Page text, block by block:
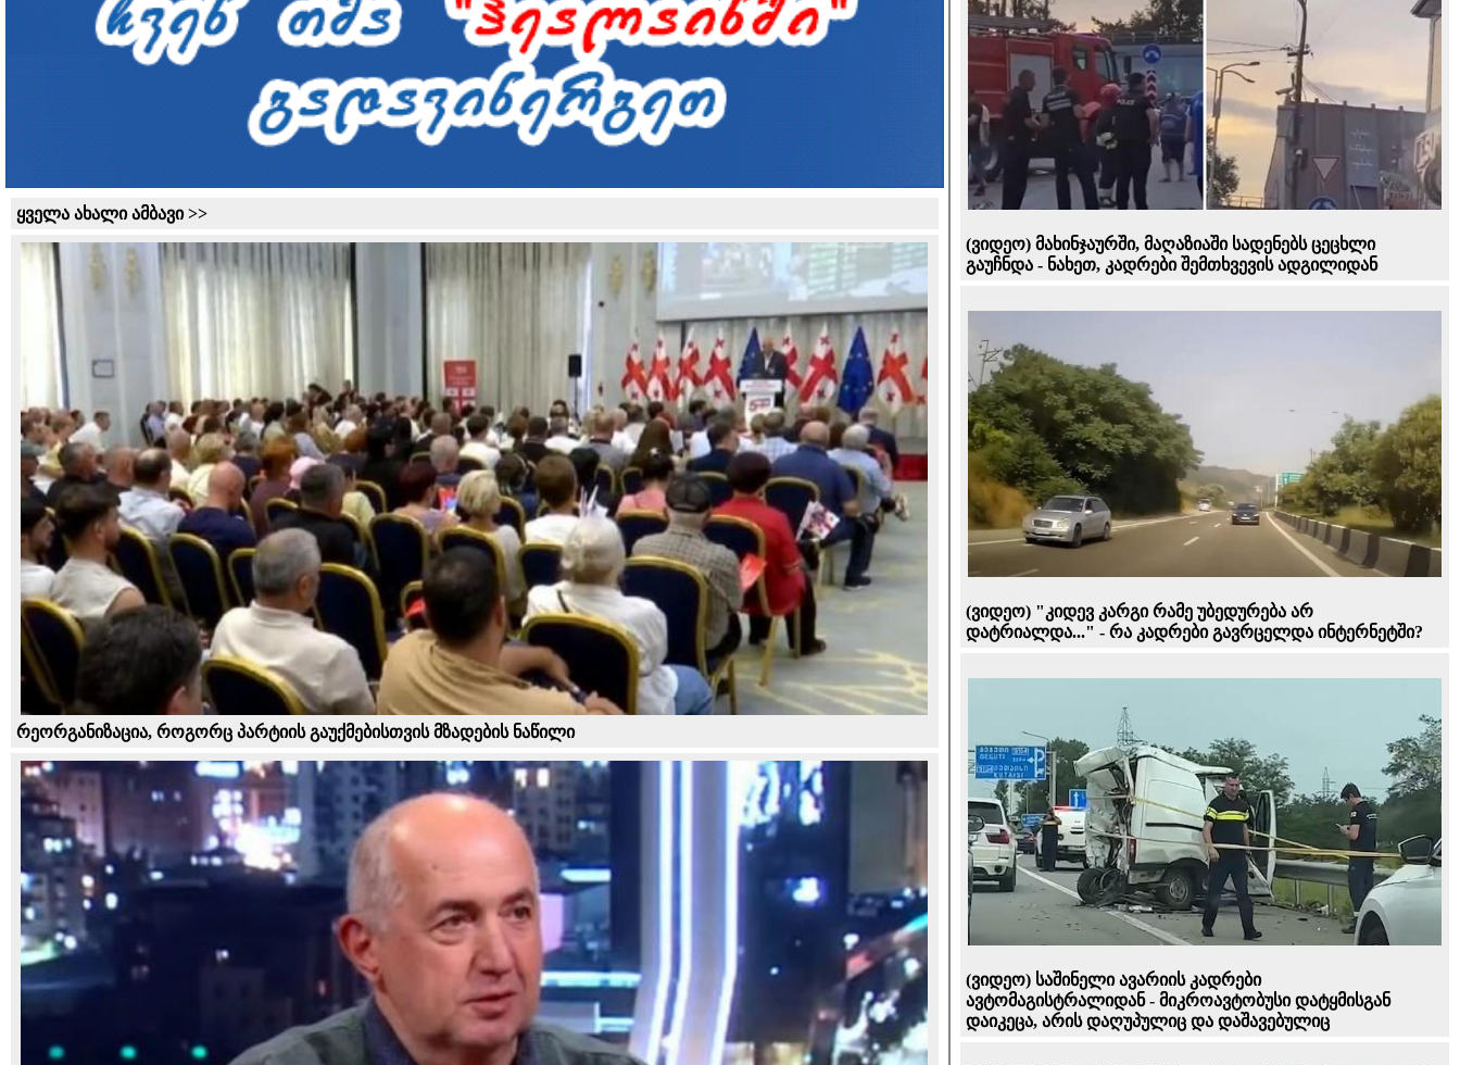
ყველა ახალი ამბავი >>
რეორგანიზაცია, როგორც პარტიის გაუქმებისთვის მზადების ნაწილი
(ვიდეო) მახინჯაურში, მაღაზიაში სადენებს ცეცხლი
გაუჩნდა - ნახეთ, კადრები შემთხვევის ადგილიდან
(ვიდეო) "კიდევ კარგი რამე უბედურება არ
დატრიალდა..." - რა კადრები გავრცელდა ინტერნეტში?
(ვიდეო) საშინელი ავარიის კადრები
ავტომაგისტრალიდან - მიკროავტობუსი დატყმისგან
დაიკეცა, არის დაღუპულიც და დაშავებულიც